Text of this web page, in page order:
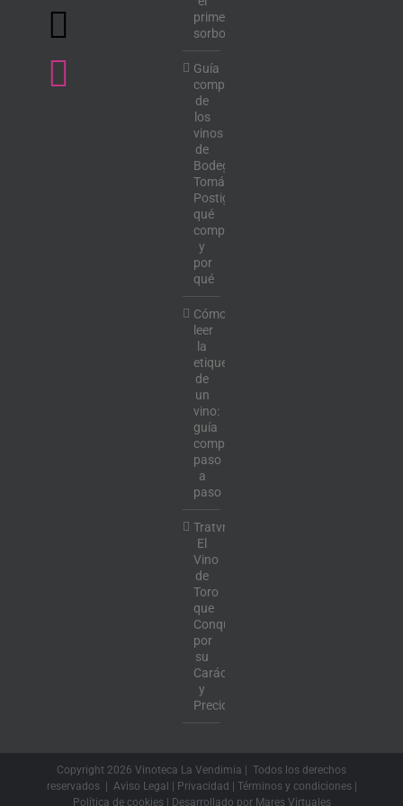
primer
sorbo
Guía
completa
de
los
vinos
de
Bodega
Tomás
Postigo:
qué
comprar
y
por
qué
Cómo
leer
la
etiqueta
de
un
vino:
guía
completa
paso
a
paso
Tratvm:
El
Vino
de
Toro
que
Conquista
por
su
Carácter
y
Precio
Copyright 2026 Vinoteca La Vendimia | Todos los derechos
reservados | Aviso Legal Privacidad Términos y condiciones|
Política de cookies| Desarrollado por Mares Virtuales